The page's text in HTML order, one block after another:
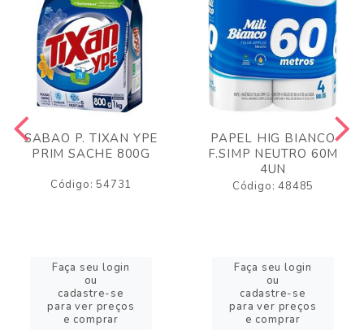
SABAO P. TIXAN YPE
PRIM SACHE 800G
Código: 54731
Faça seu login
ou
cadastre-se
para ver preços
e comprar
PAPEL HIG BIANCO
F.SIMP NEUTRO 60M
4UN
Código: 48485
Faça seu login
ou
cadastre-se
para ver preços
e comprar